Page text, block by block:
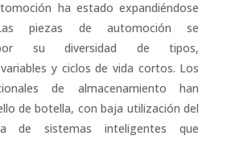
ha estado expandiéndose
piezas de automoción se
por su diversidad de tipos,
y ciclos de vida cortos. Los
de almacenamiento han
de botella, con baja utilización del
de sistemas inteligentes que